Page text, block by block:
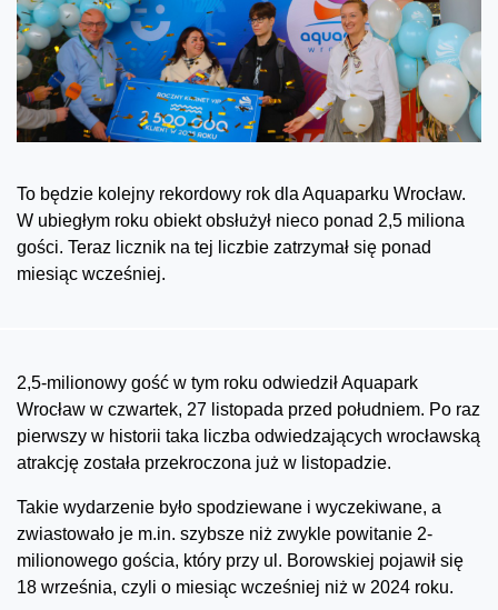
To będzie kolejny rekordowy rok dla Aquaparku Wrocław.
W ubiegłym roku obiekt obsłużył nieco ponad 2,5 miliona
gości. Teraz licznik na tej liczbie zatrzymał się ponad
miesiąc wcześniej.
2,5-milionowy gość w tym roku odwiedził Aquapark
Wrocław w czwartek, 27 listopada przed południem. Po raz
pierwszy w historii taka liczba odwiedzających wrocławską
atrakcję została przekroczona już w listopadzie.
Takie wydarzenie było spodziewane i wyczekiwane, a
zwiastowało je m.in. szybsze niż zwykle powitanie 2-
milionowego gościa, który przy ul. Borowskiej pojawił się
18 września, czyli o miesiąc wcześniej niż w 2024 roku.